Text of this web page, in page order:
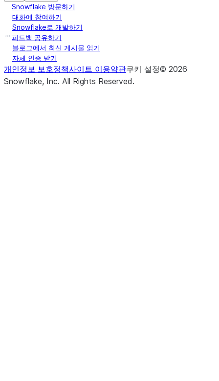
Catalog.dropView(view, *[, database, schema])
Snowflake 방문하기
대화에 참여하기
Snowflake로 개발하기
피드백 공유하기
블로그에서 최신 게시물 읽기
자체 인증 받기
개인정보 보호정책사이트 이용약관쿠키 설정© 2026
Snowflake, Inc. All Rights Reserved.